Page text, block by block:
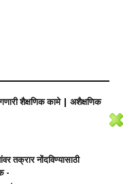
शैक्षणिक कामे | अशैक्षणिक
तक्रार नोंदविण्यासाठी
-